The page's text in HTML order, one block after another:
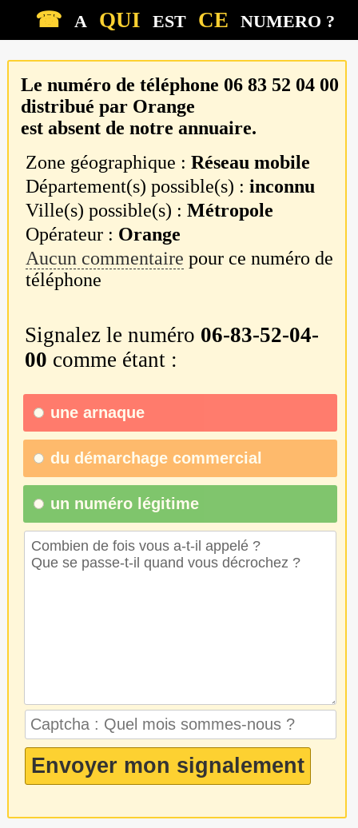
☎ A QUI EST CE NUMERO ?
Le numéro de téléphone 06 83 52 04 00
distribué par Orange
est absent de notre annuaire.
Zone géographique :Réseau mobile
Département(s) possible(s) :inconnu
Ville(s) possible(s) :Métropole
Opérateur : Orange
Aucun commentaire pour ce numéro de
téléphone
Signalez le numéro 06-83-52-04-
00 comme étant :
une arnaque
du démarchage commercial
un numéro légitime